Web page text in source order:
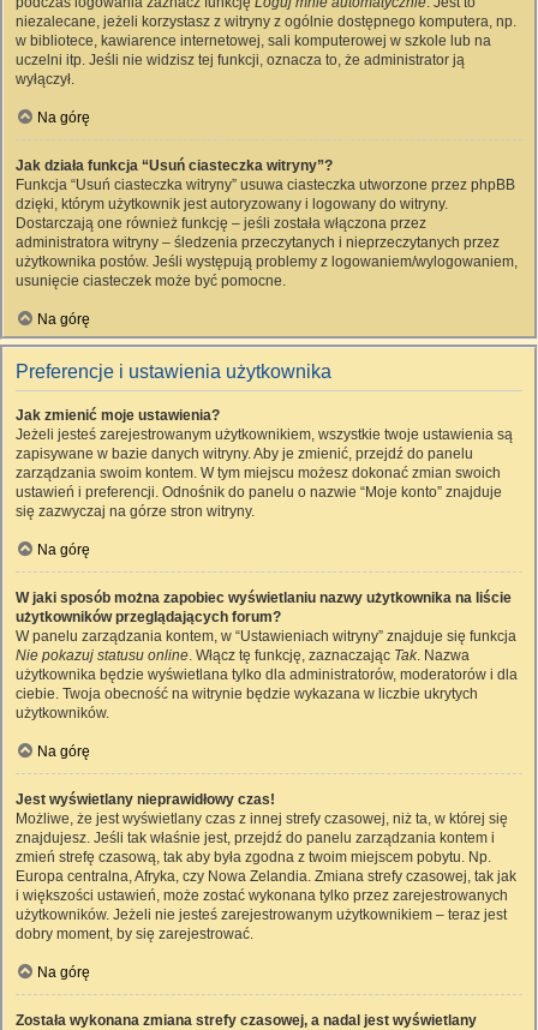
niezalecane, jeżeli korzystasz z witryny z ogólnie dostępnego komputera, np.
w bibliotece, kawiarence internetowej, sali komputerowej w szkole lub na
uczelni itp. Jeśli nie widzisz tej funkcji, oznacza to, że administrator ją
wyłączył.
Na górę
Jak działa funkcja “Usuń ciasteczka witryny”?
Funkcja “Usuń ciasteczka witryny” usuwa ciasteczka utworzone przez phpBB
dzięki, którym użytkownik jest autoryzowany i logowany do witryny.
Dostarczają one również funkcję – jeśli została włączona przez
administratora witryny – śledzenia przeczytanych i nieprzeczytanych przez
użytkownika postów. Jeśli występują problemy z logowaniem/wylogowaniem,
usunięcie ciasteczek może być pomocne.
Na górę
Preferencje i ustawienia użytkownika
Jak zmienić moje ustawienia?
Jeżeli jesteś zarejestrowanym użytkownikiem, wszystkie twoje ustawienia są
zapisywane w bazie danych witryny. Aby je zmienić, przejdź do panelu
zarządzania swoim kontem. W tym miejscu możesz dokonać zmian swoich
ustawień i preferencji. Odnośnik do panelu o nazwie “Moje konto” znajduje
się zazwyczaj na górze stron witryny.
Na górę
W jaki sposób można zapobiec wyświetlaniu nazwy użytkownika na liście
użytkowników przeglądających forum?
W panelu zarządzania kontem, w “Ustawieniach witryny” znajduje się funkcja
Nie pokazuj statusu online. Włącz tę funkcję, zaznaczając Tak. Nazwa
użytkownika będzie wyświetlana tylko dla administratorów, moderatorów i dla
ciebie. Twoja obecność na witrynie będzie wykazana w liczbie ukrytych
użytkowników.
Na górę
Jest wyświetlany nieprawidłowy czas!
Możliwe, że jest wyświetlany czas z innej strefy czasowej, niż ta, w której się
znajdujesz. Jeśli tak właśnie jest, przejdź do panelu zarządzania kontem i
zmień strefę czasową, tak aby była zgodna z twoim miejscem pobytu. Np.
Europa centralna, Afryka, czy Nowa Zelandia. Zmiana strefy czasowej, tak jak
i większości ustawień, może zostać wykonana tylko przez zarejestrowanych
użytkowników. Jeżeli nie jesteś zarejestrowanym użytkownikiem – teraz jest
dobry moment, by się zarejestrować.
Na górę
Została wykonana zmiana strefy czasowej, a nadal jest wyświetlany